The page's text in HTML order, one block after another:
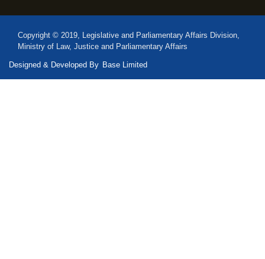
Copyright © 2019, Legislative and Parliamentary Affairs Division,
Ministry of Law, Justice and Parliamentary Affairs
Designed & Developed By Base Limited